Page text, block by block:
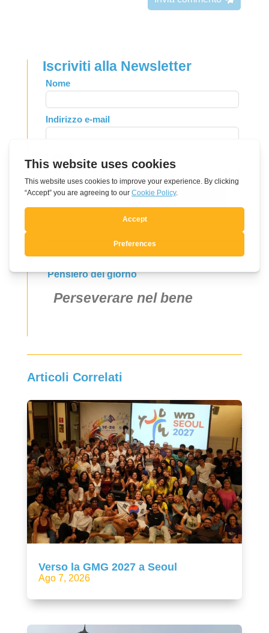
Iscriviti alla Newsletter
Leave
this
field
blank
Nome
Indirizzo e-mail
Si, mi voglio registrare
Pensiero del giorno
Perseverare nel bene
Articoli Correlati
Verso la GMG 2027 a Seoul
Ago 7, 2026